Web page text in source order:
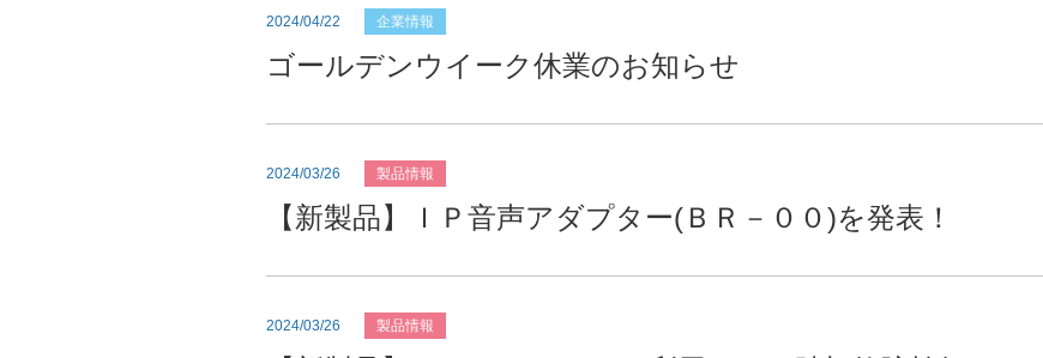
2024/04/22 企業情報
ゴールデンウイーク休業のお知らせ
2024/03/26 製品情報
【新製品】ＩＰ音声アダプター(ＢＲ－００)を発表！
2024/03/26 製品情報